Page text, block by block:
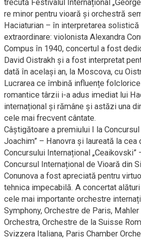
trecută Festivalul Internațional
re minor pentru vioară și orchestră
Haciaturian – în interpretarea solistică
extraordinare: violonista Alexandra
Compus în 1940, concertul a fost
David Oistrakh și a fost interpretat
dată în același an, la Moscova, cu
Lucrarea ce îmbină influențe
romantice târzii i-a adus imediat lui
internațional și rămâne și astăzi una
cele mai frecvent cântate.
Câștigătoare a premiului I la
Joachim” – Hanovra și laureată la cea
Concursului Internațional
Concursul Internațional de Vioară din
Conunova a fost apreciată pentru
tehnica impecabilă. A concertat
cele mai importante orchestre
Symphony, Orchestre de Paris, Mahler
Orchestra, Orchestre de la Suisse
Svizzera Italiana, Paris Chamber